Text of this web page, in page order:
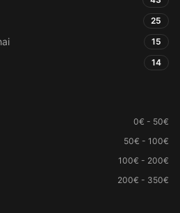
25
15
14
0€ - 50€
50€ - 100€
100€ - 200€
200€ - 350€